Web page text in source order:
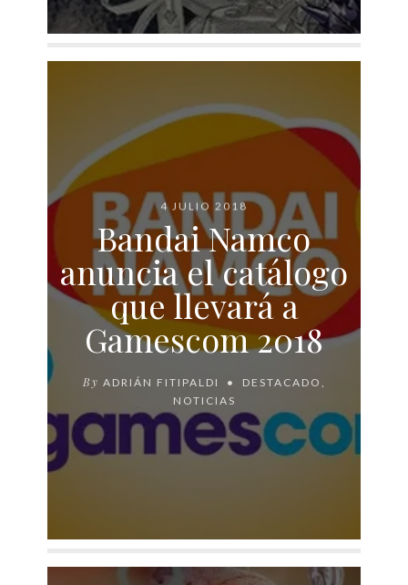
4 JULIO 2018
Bandai Namco
anuncia el catálogo
que llevará a
Gamescom 2018
By ADRIÁN FITIPALDI DESTACADO
NOTICIAS